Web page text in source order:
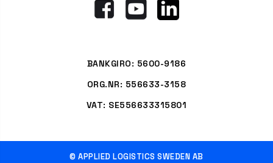
BANKGIRO: 5600-9186
ORG.NR: 556633-3158
VAT: SE556633315801
© APPLIED LOGISTICS SWEDEN AB